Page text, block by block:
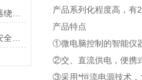
变压器直流电阻测试仪测量变压器绕组的直流电阻的目的
产品系列化程度高，有
产品特点
①微电脑控制的智能仪
②交、直流供电，便携
③采用*恒流电源技术，